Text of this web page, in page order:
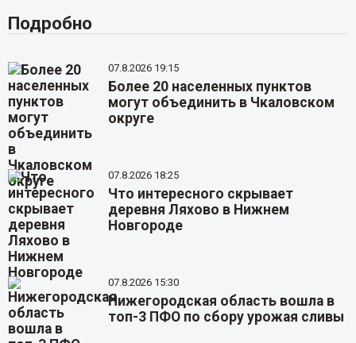
Подробно
07.8.2026 19:15
Более 20 населенных пунктов
могут объединить в Чкаловском
округе
07.8.2026 18:25
Что интересного скрывает
деревня Ляхово в Нижнем
Новгороде
07.8.2026 15:30
Нижегородская область вошла в
топ-3 ПФО по сбору урожая сливы